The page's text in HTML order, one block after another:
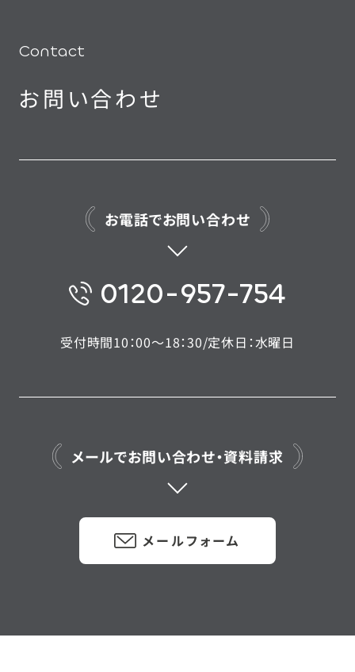
Contact
お問い合わせ
お電話でお問い合わせ
0120-957-754
受付時間10：00〜18：30/定休日：水曜日
メールでお問い合わせ・資料請求
メールフォーム